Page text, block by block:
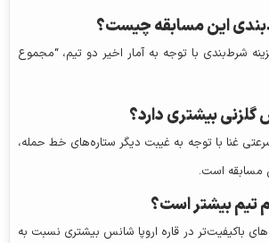
این مسابقه چیست؟
شرط‌بندی با توجه به آمار اخیر دو تیم، “مجموع
گلزنی بیشتری دارد؟
غنا با توجه به غیبت دیگر ستاره‌های خط حمله،
مسابقه است.
بیشتر است؟
باکیفیت‌تر در قاره اروپا شانس بیشتری نسبت به